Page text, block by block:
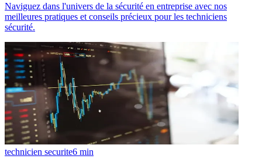
Naviguez dans l'univers de la sécurité en entreprise avec nos
meilleures pratiques et conseils précieux pour les techniciens
sécurité.
technicien securite6 min